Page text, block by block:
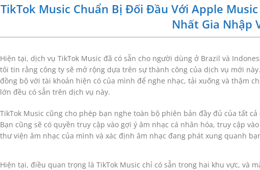
TikTok Music Chuẩn Bị Đối Đầu Với Apple
Nhất Gia Nhập
Hiện tại, dịch vụ TikTok Music đã có sẵn cho người dùng ở Brazil và
tôi tin rằng công ty sẽ mở rộng dựa trên sự thành công của dịch vụ mới
đồng bộ với tài khoản hiện có của mình để nghe nhạc, tải xuống và thậm
lớn đều có sẵn trên dịch vụ này.
TikTok Music cũng cho phép bạn nghe toàn bộ phiên bản đầy đủ của tất
Bạn cũng sẽ có quyền truy cập vào gợi ý âm nhạc cá nhân hóa, truy cập
thư viện âm nhạc của mình và xác định âm nhạc đang phát xung quanh
Hiện tại, điều quan trọng là TikTok Music chỉ có sẵn trong hai khu vực, và